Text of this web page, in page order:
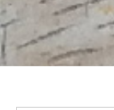
Rechercher :